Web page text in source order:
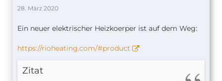
28. März 2020
Ein neuer elektrischer Heizkoerper ist auf dem Weg:
https://rioheating.com/#product
Zitat